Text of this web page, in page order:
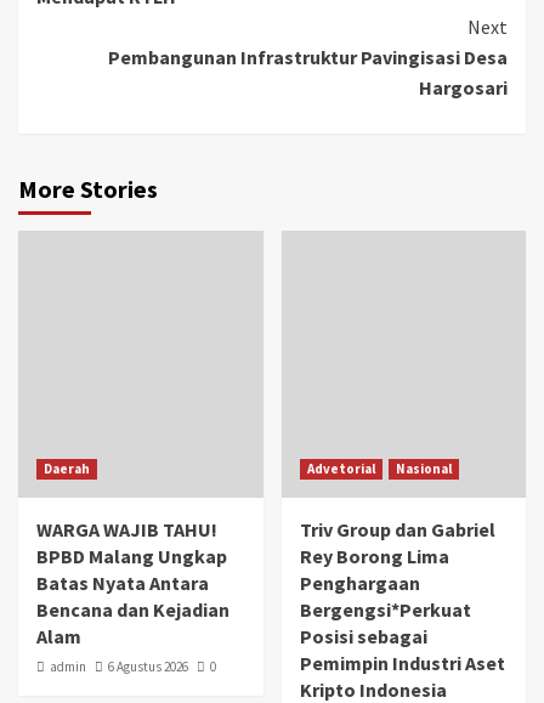
Next
Pembangunan Infrastruktur Pavingisasi Desa
Hargosari
More Stories
Daerah
WARGA WAJIB TAHU!
BPBD Malang Ungkap
Batas Nyata Antara
Bencana dan Kejadian
Alam
admin 6 Agustus 2026 0
Advetorial Nasional
Triv Group dan Gabriel
Rey Borong Lima
Penghargaan
Bergengsi*Perkuat
Posisi sebagai
Pemimpin Industri Aset
Kripto Indonesia